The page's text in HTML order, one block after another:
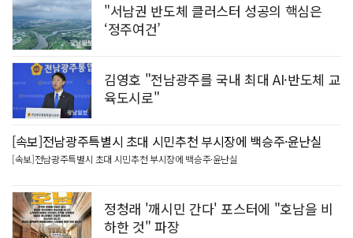
"서남권 반도체 클러스터 성공의 핵심은
‘정주여건’
김영호 "전남광주를 국내 최대 AI·반도체 교
육도시로"
[속보]전남광주특별시 초대 시민추천 부시장에 백승주·윤난실
[속보]전남광주특별시 초대 시민추천 부시장에 백승주·윤난실
정청래 '깨시민 간다' 포스터에 "호남을 비
하한 것" 파장